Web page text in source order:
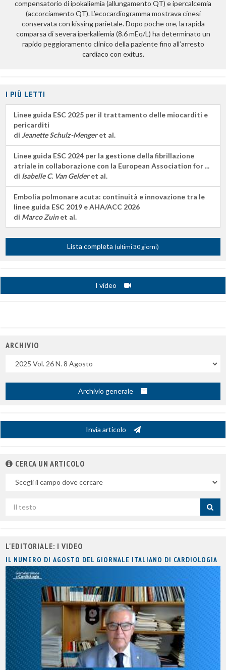
compensatorio di ipokaliemia (allungamento QT) e ipercalcemia
(accorciamento QT). L’ecocardiogramma mostrava cinesi
conservata con kissing parietale. Dopo poche ore, la rapida
comparsa di severa iperkaliemia (8.6 mEq/L) ha determinato un
rapido peggioramento clinico della paziente fino all’arresto
cardiaco con exitus.
I PIÙ LETTI
Linee guida ESC 2025 per il trattamento delle miocarditi e
pericarditi
di Jeanette Schulz-Mengeret al.
Linee guida ESC 2024 per la gestione della fibrillazione
atriale in collaborazione con la European Association for ...
di Isabelle C. Van Gelderet al.
Embolia polmonare acuta: continuità e innovazione tra le
linee guida ESC 2019 e AHA/ACC 2026
di Marco Zuinet al.
Lista completa (ultimi 30 giorni)
I video
ARCHIVIO
Uscite
Archivio generale
Invia articolo
CERCA UN ARTICOLO
Nel
Cerca
L'EDITORIALE: I VIDEO
IL NUMERO DI AGOSTO DEL GIORNALE ITALIANO DI CARDIOLOGIA